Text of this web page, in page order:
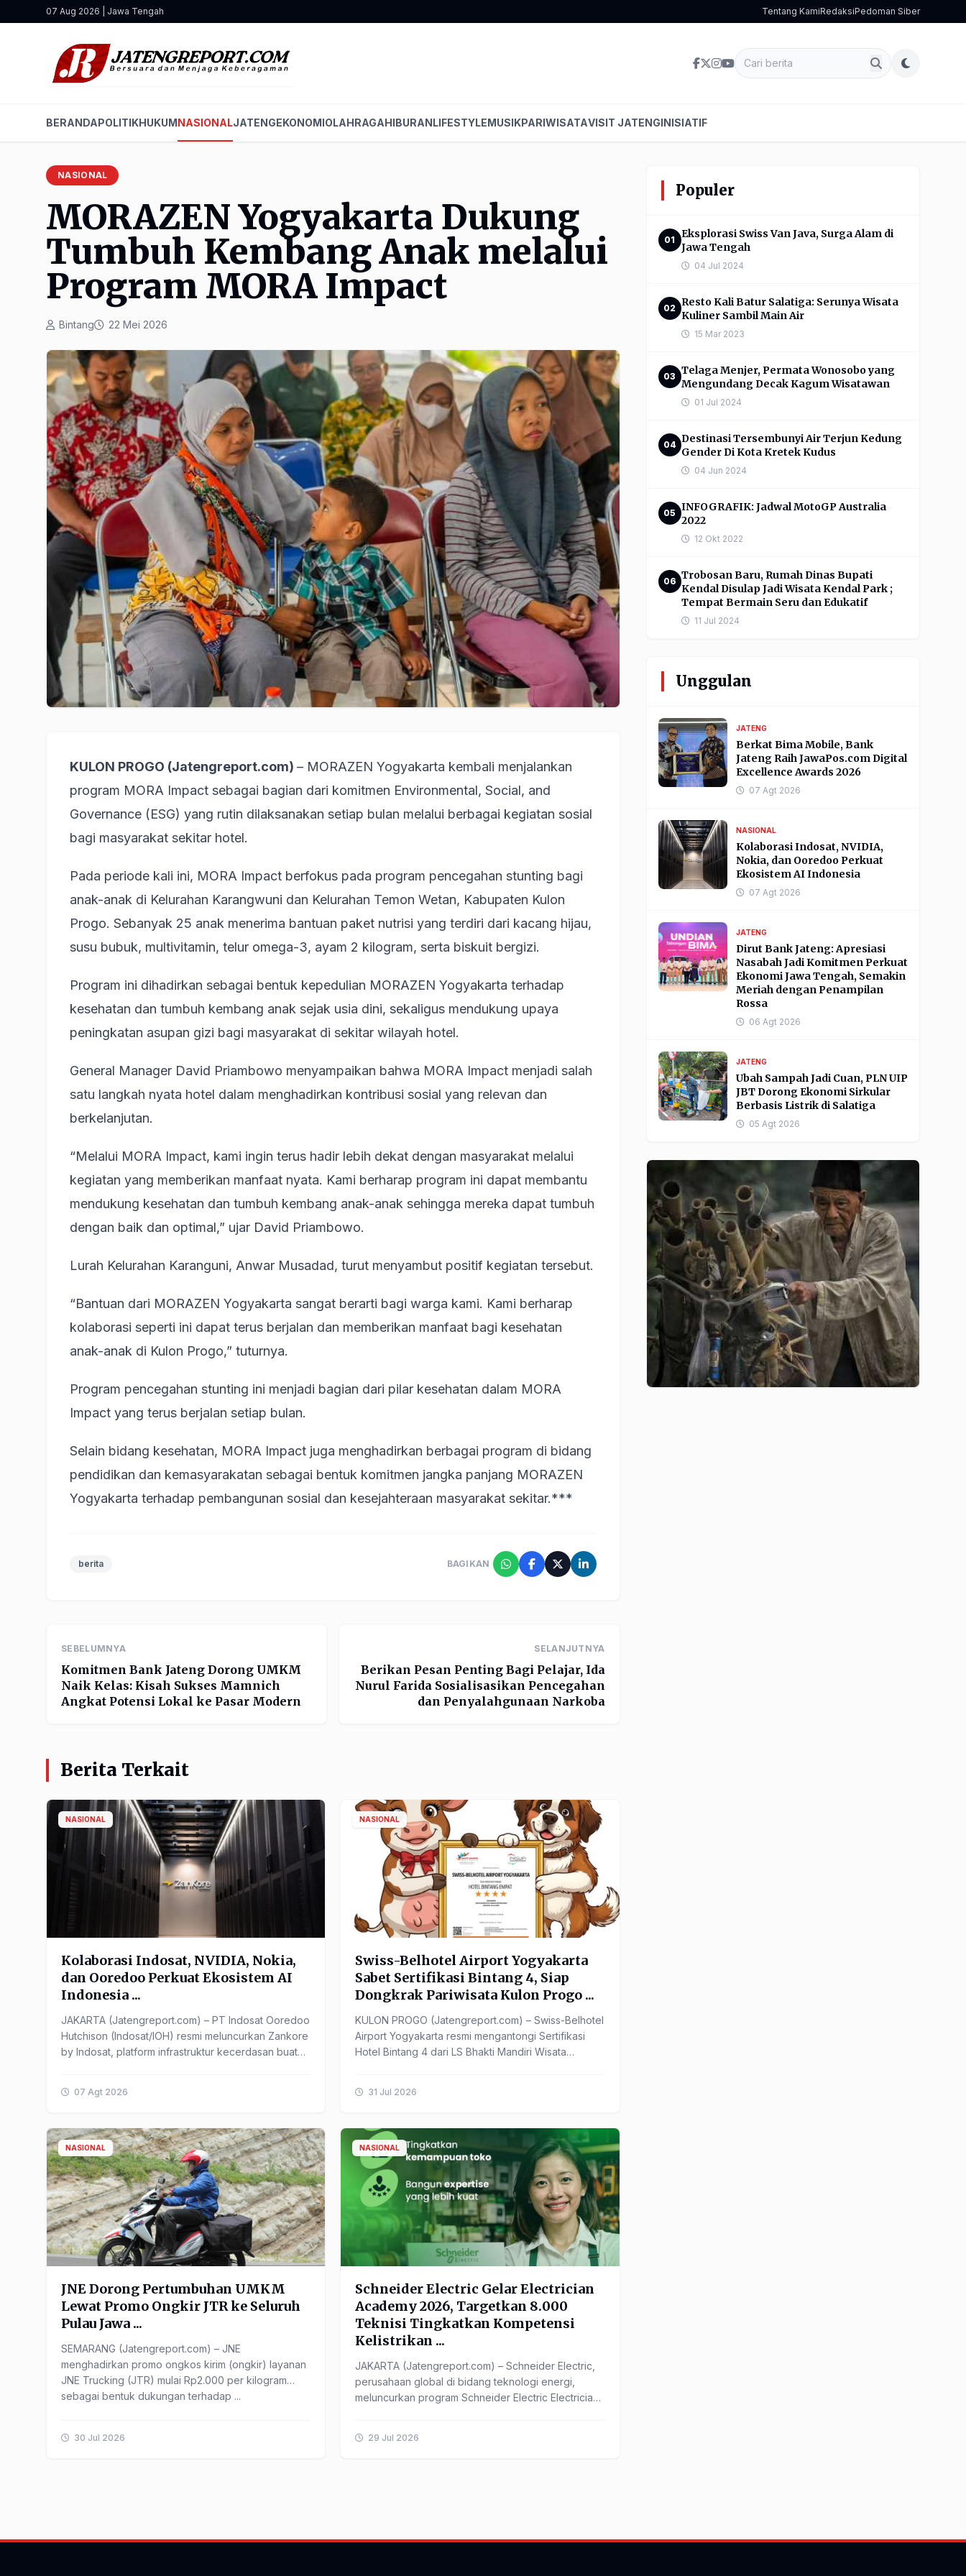
07 Aug 2026 | Jawa Tengah Tentang KamiRedaksiPedoman Siber
BERANDAPOLITIKHUKUMNASIONALJATENGEKONOMIOLAHRAGAHIBURANLIFESTYLEMUSIKPARIWISATAVISIT JATENGINISIATIF
NASIONAL
MORAZEN Yogyakarta Dukung
Tumbuh Kembang Anak melalui
Program MORA Impact
Bintang 22 Mei 2026
KULON PROGO (Jatengreport.com) – MORAZEN Yogyakarta kembali menjalankan
program MORA Impact sebagai bagian dari komitmen Environmental, Social, and
Governance (ESG) yang rutin dilaksanakan setiap bulan melalui berbagai kegiatan sosial
bagi masyarakat sekitar hotel.
Pada periode kali ini, MORA Impact berfokus pada program pencegahan stunting bagi
anak-anak di Kelurahan Karangwuni dan Kelurahan Temon Wetan, Kabupaten Kulon
Progo. Sebanyak 25 anak menerima bantuan paket nutrisi yang terdiri dari kacang hijau,
susu bubuk, multivitamin, telur omega-3, ayam 2 kilogram, serta biskuit bergizi.
Program ini dihadirkan sebagai bentuk kepedulian MORAZEN Yogyakarta terhadap
kesehatan dan tumbuh kembang anak sejak usia dini, sekaligus mendukung upaya
peningkatan asupan gizi bagi masyarakat di sekitar wilayah hotel.
General Manager David Priambowo menyampaikan bahwa MORA Impact menjadi salah
satu langkah nyata hotel dalam menghadirkan kontribusi sosial yang relevan dan
berkelanjutan.
“Melalui MORA Impact, kami ingin terus hadir lebih dekat dengan masyarakat melalui
kegiatan yang memberikan manfaat nyata. Kami berharap program ini dapat membantu
mendukung kesehatan dan tumbuh kembang anak-anak sehingga mereka dapat tumbuh
dengan baik dan optimal,” ujar David Priambowo.
Lurah Kelurahan Karanguni, Anwar Musadad, turut menyambut positif kegiatan tersebut.
“Bantuan dari MORAZEN Yogyakarta sangat berarti bagi warga kami. Kami berharap
kolaborasi seperti ini dapat terus berjalan dan memberikan manfaat bagi kesehatan
anak-anak di Kulon Progo,” tuturnya.
Program pencegahan stunting ini menjadi bagian dari pilar kesehatan dalam MORA
Impact yang terus berjalan setiap bulan.
Selain bidang kesehatan, MORA Impact juga menghadirkan berbagai program di bidang
pendidikan dan kemasyarakatan sebagai bentuk komitmen jangka panjang MORAZEN
Yogyakarta terhadap pembangunan sosial dan kesejahteraan masyarakat sekitar.***
berita BAGIKAN
SEBELUMNYA
Komitmen Bank Jateng Dorong UMKM
Naik Kelas: Kisah Sukses Mamnich
Angkat Potensi Lokal ke Pasar Modern
SELANJUTNYA
Berikan Pesan Penting Bagi Pelajar, Ida
Nurul Farida Sosialisasikan Pencegahan
dan Penyalahgunaan Narkoba
Berita Terkait
NASIONAL
Kolaborasi Indosat, NVIDIA, Nokia,
dan Ooredoo Perkuat Ekosistem AI
Indonesia ...
JAKARTA (Jatengreport.com) – PT Indosat Ooredoo
Hutchison (Indosat/IOH) resmi meluncurkan Zankore
by Indosat, platform infrastruktur kecerdasan buatan
07 Agt 2026
NASIONAL
Swiss-Belhotel Airport Yogyakarta
Sabet Sertifikasi Bintang 4, Siap
Dongkrak Pariwisata Kulon Progo ...
KULON PROGO (Jatengreport.com) – Swiss-Belhotel
Airport Yogyakarta resmi mengantongi Sertifikasi
Hotel Bintang 4 dari LS Bhakti Mandiri Wisata
31 Jul 2026
NASIONAL
JNE Dorong Pertumbuhan UMKM
Lewat Promo Ongkir JTR ke Seluruh
Pulau Jawa ...
SEMARANG (Jatengreport.com) – JNE
menghadirkan promo ongkos kirim (ongkir) layanan
JNE Trucking (JTR) mulai Rp2.000 per kilogram
sebagai bentuk dukungan terhadap ...
30 Jul 2026
NASIONAL
Schneider Electric Gelar Electrician
Academy 2026, Targetkan 8.000
Teknisi Tingkatkan Kompetensi
Kelistrikan ...
JAKARTA (Jatengreport.com) – Schneider Electric,
perusahaan global di bidang teknologi energi,
meluncurkan program Schneider Electric Electrician
29 Jul 2026
Populer
01
Eksplorasi Swiss Van Java, Surga Alam di
Jawa Tengah
04 Jul 2024
02 Resto Kali Batur Salatiga: Serunya Wisata
Kuliner Sambil Main Air
15 Mar 2023
03 Telaga Menjer, Permata Wonosobo yang
Mengundang Decak Kagum Wisatawan
01 Jul 2024
04 Destinasi Tersembunyi Air Terjun Kedung
Gender Di Kota Kretek Kudus
04 Jun 2024
05 INFOGRAFIK: Jadwal MotoGP Australia
2022
12 Okt 2022
06 Trobosan Baru, Rumah Dinas Bupati
Kendal Disulap Jadi Wisata Kendal Park ;
Tempat Bermain Seru dan Edukatif
11 Jul 2024
Unggulan
JATENG
Berkat Bima Mobile, Bank
Jateng Raih JawaPos.com Digital
Excellence Awards 2026
07 Agt 2026
NASIONAL
Kolaborasi Indosat, NVIDIA,
Nokia, dan Ooredoo Perkuat
Ekosistem AI Indonesia
07 Agt 2026
JATENG
Dirut Bank Jateng: Apresiasi
Nasabah Jadi Komitmen Perkuat
Ekonomi Jawa Tengah, Semakin
Meriah dengan Penampilan
Rossa
06 Agt 2026
JATENG
Ubah Sampah Jadi Cuan, PLN UIP
JBT Dorong Ekonomi Sirkular
Berbasis Listrik di Salatiga
05 Agt 2026